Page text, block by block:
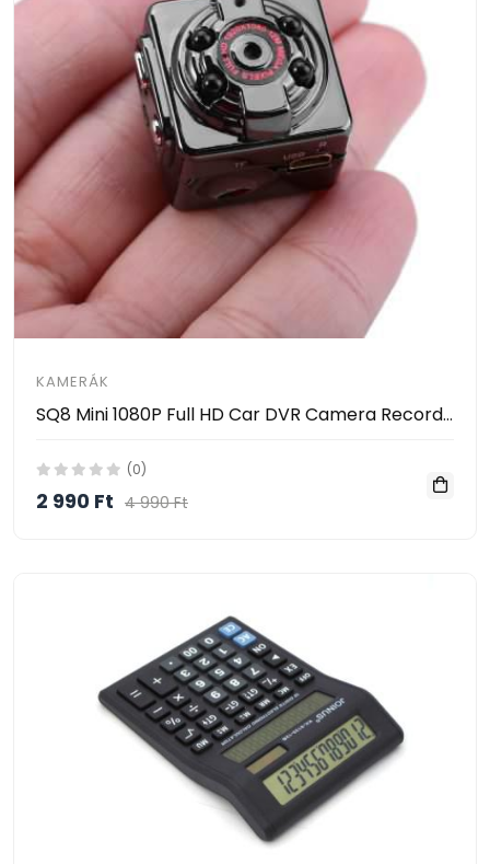
KAMERÁK
SQ8 Mini 1080P Full HD Car DVR Camera Recorder - BLACK
(0)
2 990 Ft 4 990 Ft